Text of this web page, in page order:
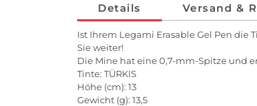
Details Versand &
Ist Ihrem Legami Erasable Gel Pen die
Sie weiter!
Die Mine hat eine 0,7-mm-Spitze und
Tinte: TÜRKIS
Höhe (cm): 13
Gewicht (g): 13,5